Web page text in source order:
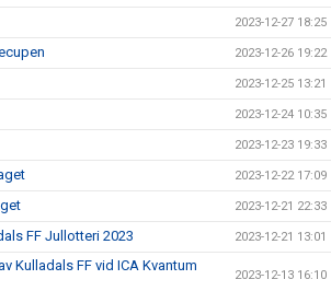
2023-12-27 18:25
2023-12-26 19:22
2023-12-25 13:21
2023-12-24 10:35
2023-12-23 19:33
2023-12-22 17:09
2023-12-21 22:33
FF Jullotteri 2023 2023-12-21 13:01
Kulladals FF vid ICA Kvantum
2023-12-13 16:10